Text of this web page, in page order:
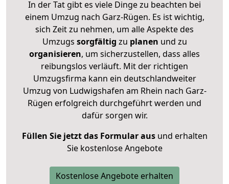
In der Tat gibt es viele Dinge zu beachten bei
einem Umzug nach Garz-Rügen. Es ist wichtig,
sich Zeit zu nehmen, um alle Aspekte des
Umzugs sorgfältig zu planen und zu
organisieren, um sicherzustellen, dass alles
reibungslos verläuft. Mit der richtigen
Umzugsfirma kann ein deutschlandweiter
Umzug von Ludwigshafen am Rhein nach Garz-
Rügen erfolgreich durchgeführt werden und
dafür sorgen wir.
Füllen Sie jetzt das Formular ausund erhalten
Sie kostenlose Angebote
Kostenlose Angebote erhalten